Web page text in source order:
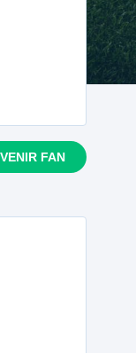
FAN